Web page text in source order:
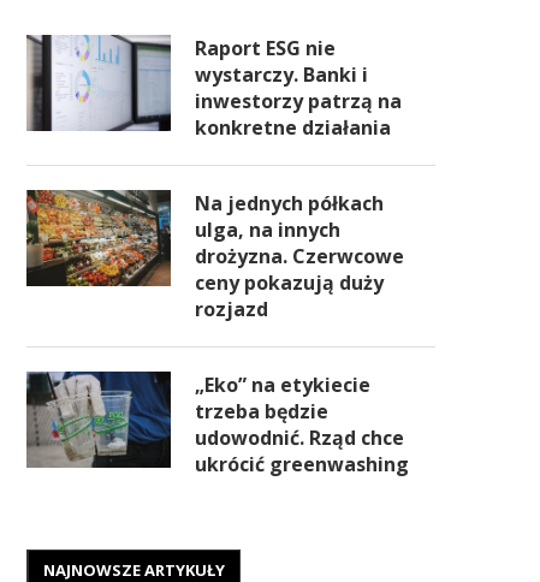
Raport ESG nie
wystarczy. Banki i
inwestorzy patrzą na
konkretne działania
Na jednych półkach
ulga, na innych
drożyzna. Czerwcowe
ceny pokazują duży
rozjazd
„Eko” na etykiecie
trzeba będzie
udowodnić. Rząd chce
ukrócić greenwashing
NAJNOWSZE ARTYKUŁY